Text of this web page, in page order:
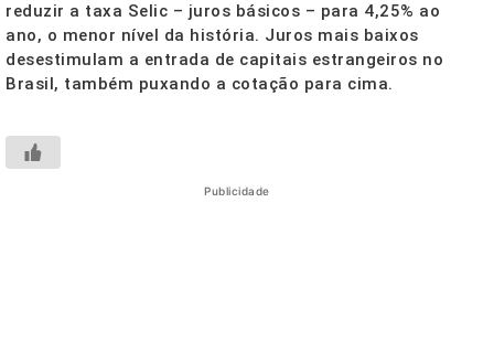
reduzir a taxa Selic – juros básicos – para 4,25% ao
ano, o menor nível da história. Juros mais baixos
desestimulam a entrada de capitais estrangeiros no
Brasil, também puxando a cotação para cima.
Publicidade